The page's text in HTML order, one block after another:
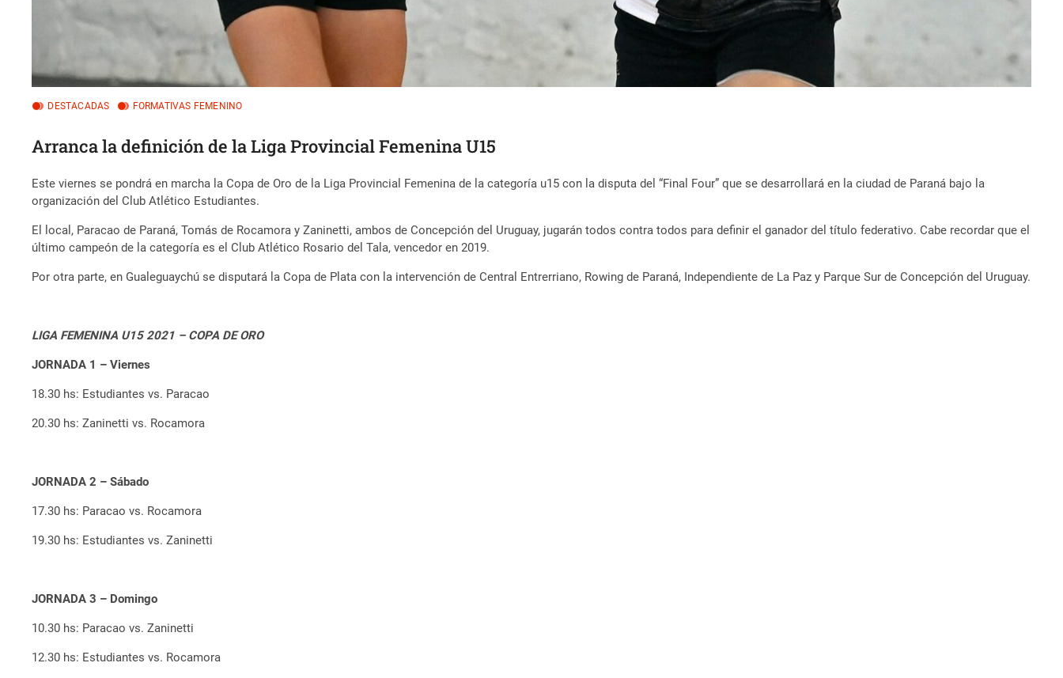
DESTACADAS FORMATIVAS FEMENINO
Arranca la definición de la Liga Provincial Femenina U15
Este viernes se pondrá en marcha la Copa de Oro de la Liga Provincial Femenina de la categoría u15 con la disputa del “Final Four” que se desarrollará en la ciudad de Paraná bajo la
organización del Club Atlético Estudiantes.
El local, Paracao de Paraná, Tomás de Rocamora y Zaninetti, ambos de Concepción del Uruguay, jugarán todos contra todos para definir el ganador del título federativo. Cabe recordar que el
último campeón de la categoría es el Club Atlético Rosario del Tala, vencedor en 2019.
Por otra parte, en Gualeguaychú se disputará la Copa de Plata con la intervención de Central Entrerriano, Rowing de Paraná, Independiente de La Paz y Parque Sur de Concepción del Uruguay.
LIGA FEMENINA U15 2021 – COPA DE ORO
JORNADA 1 – Viernes
18.30 hs: Estudiantes vs. Paracao
20.30 hs: Zaninetti vs. Rocamora
JORNADA 2 – Sábado
17.30 hs: Paracao vs. Rocamora
19.30 hs: Estudiantes vs. Zaninetti
JORNADA 3 – Domingo
10.30 hs: Paracao vs. Zaninetti
12.30 hs: Estudiantes vs. Rocamora